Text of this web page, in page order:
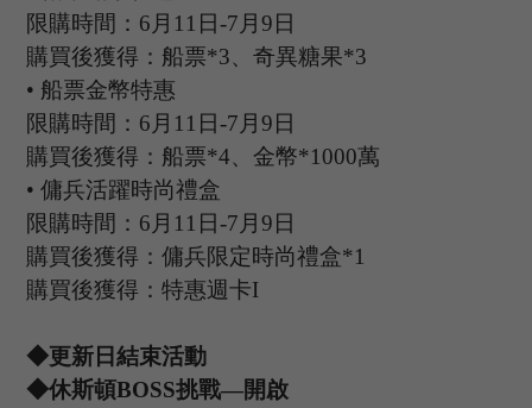
限購時間： 6 月 11 日-7 月9日
購買後獲得：船票*3、奇異糖果*3
• 船票金幣特惠
限購時間： 6 月 11 日-7 月9日
購買後獲得：船票*4、金幣*1000萬
• 傭兵活躍時尚禮盒
限購時間： 6 月 11 日-7 月9日
購買後獲得：傭兵限定時尚禮盒*1
購買後獲得：特惠週卡I
◆更新日結束活動
◆休斯頓BOSS挑戰—開啟